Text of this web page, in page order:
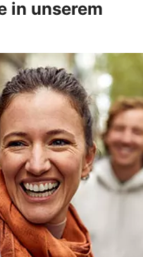
in unserem